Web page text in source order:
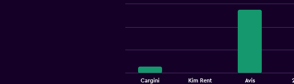
Cargini Kim Rent Avis